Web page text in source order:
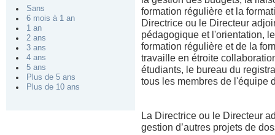
Sans
6 mois à 1 an
1 an
2 ans
3 ans
4 ans
5 ans
Plus de 5 ans
Plus de 10 ans
formation régulière et la
Directrice ou le Directeur
pédagogique et l'orientation,
formation régulière et de la
travaille en étroite
étudiants, le bureau du
tous les membres de l'équipe
La Directrice ou le Directeur
gestion d’autres projets de